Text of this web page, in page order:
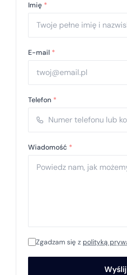
Imię *
E-mail *
Telefon *
Wiadomość *
Zgadzam się z polityką
Wyślij